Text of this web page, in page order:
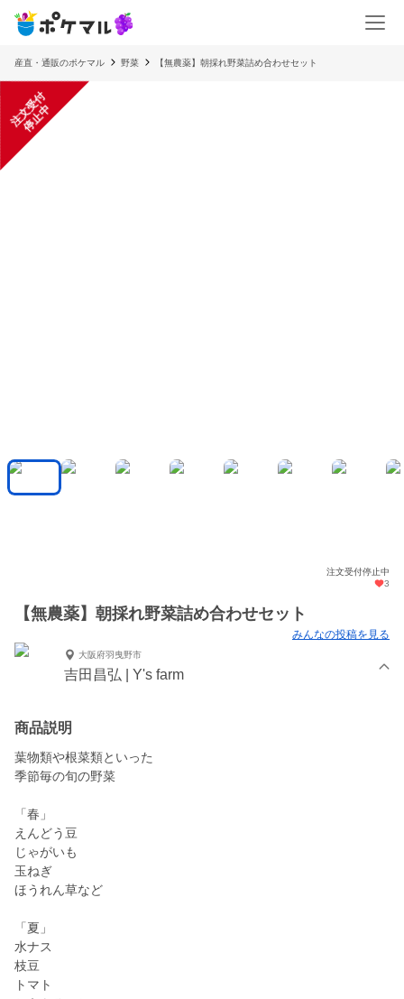
産直・通販のポケマル 野菜 【無農薬】朝採れ野菜詰め合わせセット
注
文
受
付
停
止
中
注文受付停止中
3
【無農薬】朝採れ野菜詰め合わせセット
みんなの投稿を見る
大阪府羽曳野市
吉田昌弘 | Y's farm
商品説明
葉物類や根菜類といった
季節毎の旬の野菜
「春」
えんどう豆
じゃがいも
玉ねぎ
ほうれん草など
「夏」
水ナス
枝豆
トマト